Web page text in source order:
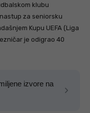
klubu
za seniorsku
Kupu UEFA (Liga
je odigrao 40
izvore na